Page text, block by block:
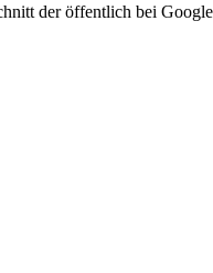
der öffentlich bei